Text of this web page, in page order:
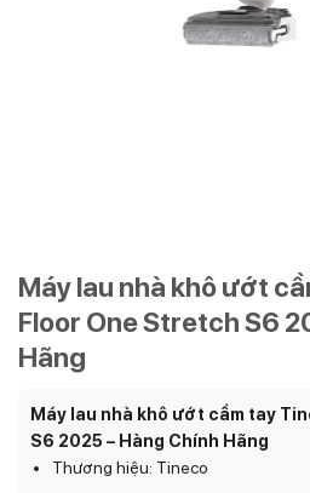
Máy lau nhà khô ướt
Floor One Stretch S6
Hãng
Máy lau nhà khô ướt cầm tay
S6 2025 – Hàng Chính Hãng
Thương hiệu: Tineco